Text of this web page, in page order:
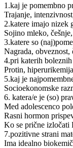
1.kaj je pomembno
Trajanje,
2.katere imajo nizek
Sojino mleko,
3.katere so
Nagrada, obveznost,
4.pri katerih
Protin,
5.kaj je
Socioekonomske
6. katera/e je (so)
Med adolescenco
Rasni hormon
Ko se prične izločati
7.pozitivne strani
Ima idealno